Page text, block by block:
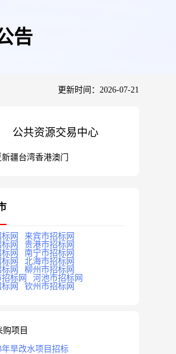
告
更新时间：2026-07-21
公共资源交易中心
新疆台湾香港澳门
网
来宾市招标网
网
贵港市招标网
网
南宁市招标网
网
北海市招标网
网
柳州市招标网
标网
河池市招标网
网
钦州市招标网
购项目
年旱改水项目招标